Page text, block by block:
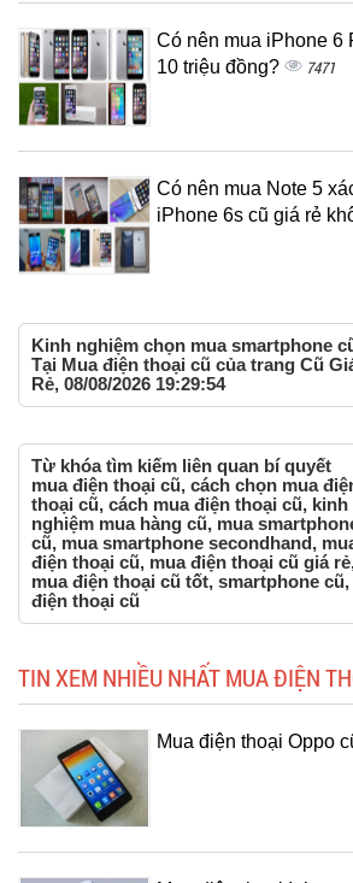
Có nên mua iPhone 6
10 triệu đồng?
7471
Có nên mua Note 5
iPhone 6s cũ giá rẻ
Kinh nghiệm chọn mua smartphone
Tại Mua điện thoại cũ của trang Cũ
Rẻ, 08/08/2026 19:29:54
Từ khóa tìm kiếm liên quan bí quyết
mua điện thoại cũ, cách chọn mua
thoại cũ, cách mua điện thoại cũ, kinh
nghiệm mua hàng cũ, mua
cũ, mua smartphone secondhand,
điện thoại cũ, mua điện thoại cũ giá
mua điện thoại cũ tốt, smartphone cũ,
điện thoại cũ
TIN XEM NHIỀU NHẤT MUA ĐIỆN
Mua điện thoại Oppo